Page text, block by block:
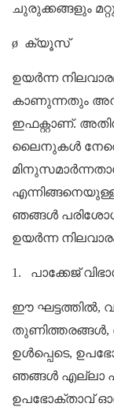
ചുരുക്കങ്ങളും
ø ക്യൂസ്
ഉയർന്ന
കാണുന്നതും
ഇഫക്റ്റാണ്.
ലൈനുകൾ
ഞങ്ങൾ
ഉയർന്ന
1. പാക്കേജ്
ഈ ഘട്ടത്തിൽ,
ഉൾപ്പെടെ,
ഞങ്ങൾ എല്ലാ
ഉപഭോക്താവ്